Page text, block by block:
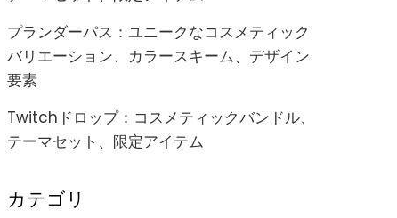
プランダーパス：ユニークなコスメティック
バリエーション、カラースキーム、デザイン
要素
Twitchドロップ：コスメティックバンドル、
テーマセット、限定アイテム
カテゴリ